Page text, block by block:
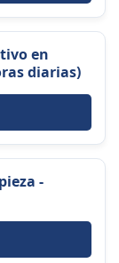
en
diarias)
-